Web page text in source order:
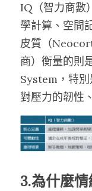
IQ（智力商數
學計算、空間
皮質（
商）衡量的則
System，特
對壓力的韌性
3.為什麼